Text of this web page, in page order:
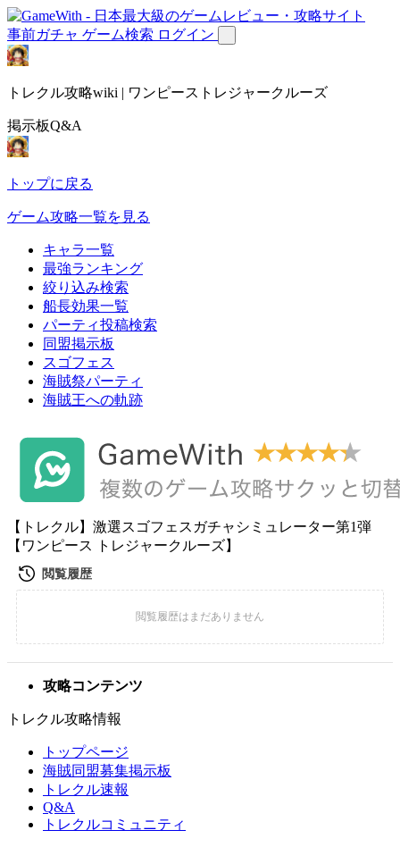
事前ガチャ ゲーム検索 ログイン
トレクル攻略wiki | ワンピーストレジャークルーズ
掲示板Q&A
トップに戻る
ゲーム攻略一覧を見る
キャラ一覧
最強ランキング
絞り込み検索
船長効果一覧
パーティ投稿検索
同盟掲示板
スゴフェス
海賊祭パーティ
海賊王への軌跡
【トレクル】激選スゴフェスガチャシミュレーター第1弾
【ワンピース トレジャークルーズ】
攻略コンテンツ
トレクル攻略情報
トップページ
海賊同盟募集掲示板
トレクル速報
Q&A
トレクルコミュニティ